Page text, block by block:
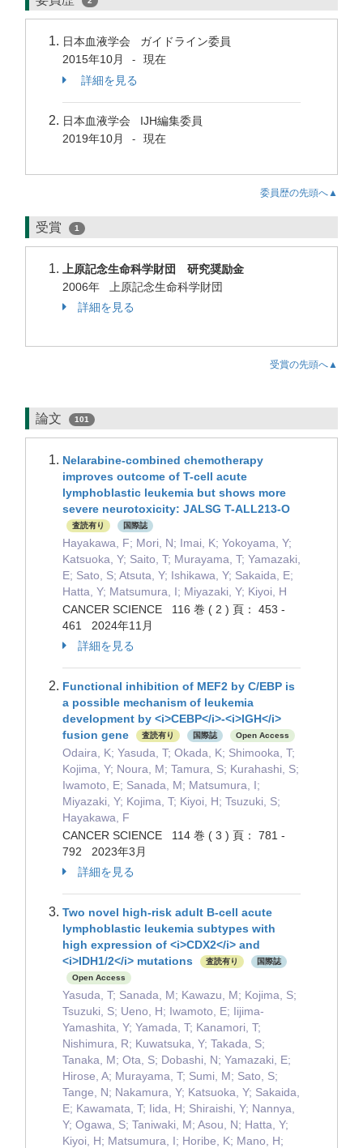
日本血液学会 ガイドライン委員
2015年10月
-
現在
詳細を見る
日本血液学会 IJH編集委員
2019年10月
- 現在
委員歴の先頭へ▲
受賞 1
上原記念生命科学財団 研究奨励金
2006年 上原記念生命科学財団
詳細を見る
受賞の先頭へ▲
論文 101
Nelarabine-combined chemotherapy
improves outcome of T-cell acute
lymphoblastic leukemia but shows more
severe neurotoxicity: JALSG T-ALL213-O
査読有り 国際誌
Hayakawa, F; Mori, N; Imai, K; Yokoyama, Y;
Katsuoka, Y; Saito, T; Murayama, T; Yamazaki,
E; Sato, S; Atsuta, Y; Ishikawa, Y; Sakaida, E;
Hatta, Y; Matsumura, I; Miyazaki, Y; Kiyoi, H
CANCER SCIENCE 116 巻 ( 2 ) 頁： 453 -
461 2024年11月
詳細を見る
Functional inhibition of MEF2 by C/EBP is
a possible mechanism of leukemia
development by <i>CEBP</i>-<i>IGH</i>
fusion gene
査読有り 国際誌 Open Access
Odaira, K; Yasuda, T; Okada, K; Shimooka, T;
Kojima, Y; Noura, M; Tamura, S; Kurahashi, S;
Iwamoto, E; Sanada, M; Matsumura, I;
Miyazaki, Y; Kojima, T; Kiyoi, H; Tsuzuki, S;
Hayakawa, F
CANCER SCIENCE 114 巻 ( 3 ) 頁： 781 -
792 2023年3月
詳細を見る
Two novel high-risk adult B-cell acute
lymphoblastic leukemia subtypes with
high expression of <i>CDX2</i> and
<i>IDH1/2</i> mutations
査読有り
国際誌
Open Access
Yasuda, T; Sanada, M; Kawazu, M; Kojima, S;
Tsuzuki, S; Ueno, H; Iwamoto, E; Iijima-
Yamashita, Y; Yamada, T; Kanamori, T;
Nishimura, R; Kuwatsuka, Y; Takada, S;
Tanaka, M; Ota, S; Dobashi, N; Yamazaki, E;
Hirose, A; Murayama, T; Sumi, M; Sato, S;
Tange, N; Nakamura, Y; Katsuoka, Y; Sakaida,
E; Kawamata, T; Iida, H; Shiraishi, Y; Nannya,
Y; Ogawa, S; Taniwaki, M; Asou, N; Hatta, Y;
Kiyoi, H; Matsumura, I; Horibe, K; Mano, H;